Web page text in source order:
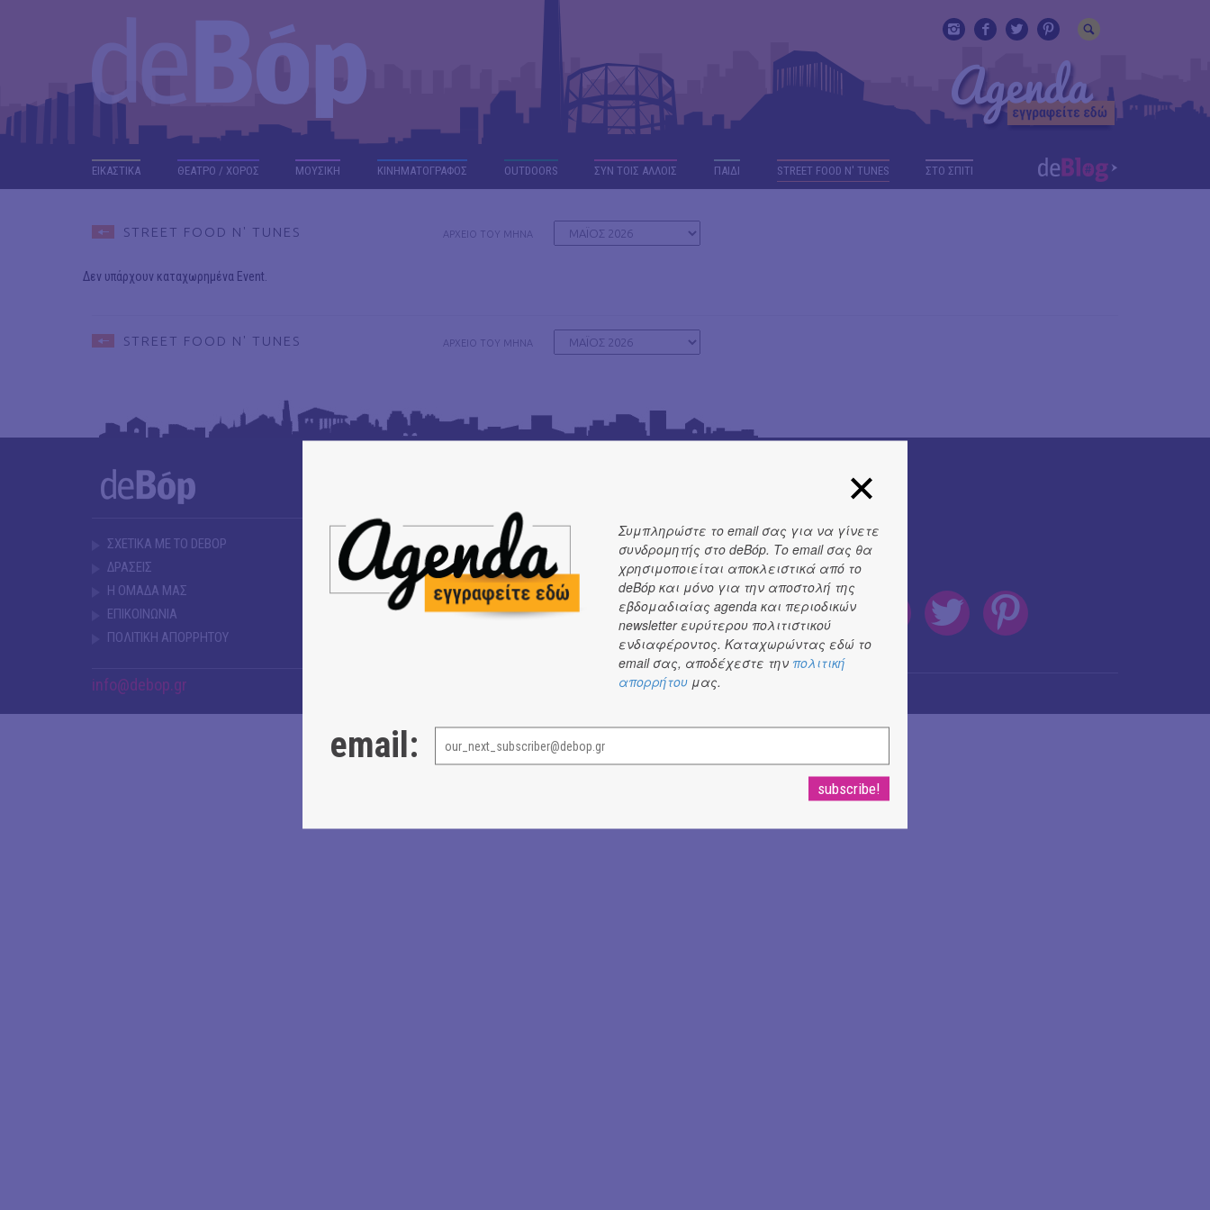
ΕΙΚΑΣΤΙΚΑ ΘΕΑΤΡΟ / ΧΟΡΟΣ ΜΟΥΣΙΚΗ ΚΙΝΗΜΑΤΟΓΡΑΦΟΣ OUTDΟORS ΣΥΝ ΤΟΙΣ ΑΛΛΟΙΣ ΠΑΙΔΙ STREET FOOD N' TUNES ΣΤΟ ΣΠΙΤΙ
STREET FOOD N' TUNES ΑΡΧΕΙΟ ΤΟΥ ΜΗΝΑ
Δεν υπάρχουν καταχωρημένα Event.
STREET FOOD N' TUNES ΑΡΧΕΙΟ ΤΟΥ ΜΗΝΑ
ΣΧΕΤΙΚΑ ΜΕ ΤΟ DEBOP
ΔΡΑΣΕΙΣ
Η ΟΜΑΔΑ ΜΑΣ
ΕΠΙΚΟΙΝΩΝΙΑ
ΠΟΛΙΤΙΚΗ ΑΠΟΡΡΗΤΟΥ
info@debop.gr
Συμπληρώστε το email σας για να γίνετε
συνδρομητής στο deBόp. Το email σας θα
χρησιμοποιείται αποκλειστικά από το
deBόp και μόνο για την αποστολή της
εβδομαδιαίας agenda και περιοδικών
newsletter ευρύτερου πολιτιστικού
ενδιαφέροντος. Καταχωρώντας εδώ το
email σας, αποδέχεστε την πολιτική
απορρήτου μας.
email: